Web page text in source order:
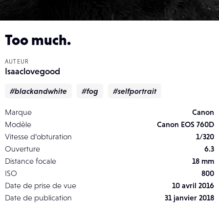
Too much.
AUTEUR
Isaaclovegood
#blackandwhite #fog #selfportrait
Marque
Canon
Modèle
Canon EOS 760D
Vitesse d’obturation
1/320
Ouverture
6.3
Distance focale
18 mm
ISO
800
Date de prise de vue
10 avril 2016
Date de publication
31 janvier 2018